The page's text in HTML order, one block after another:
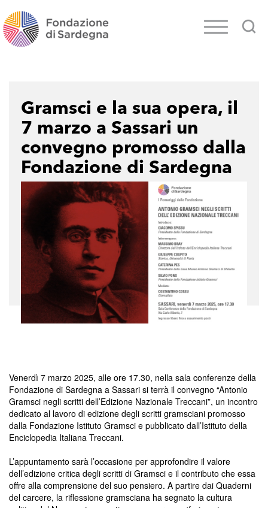
Gramsci e la sua opera, il
7 marzo a Sassari un
convegno promosso dalla
Fondazione di Sardegna
Venerdì 7 marzo 2025, alle ore 17.30, nella sala conferenze della
Fondazione di Sardegna a Sassari si terrà il convegno “Antonio
Gramsci negli scritti dell’Edizione Nazionale Treccani”, un incontro
dedicato al lavoro di edizione degli scritti gramsciani promosso
dalla Fondazione Istituto Gramsci e pubblicato dall’Istituto della
Enciclopedia Italiana Treccani.
L’appuntamento sarà l’occasione per approfondire il valore
dell’edizione critica degli scritti di Gramsci e il contributo che essa
offre alla comprensione del suo pensiero. A partire dai Quaderni
del carcere, la riflessione gramsciana ha segnato la cultura